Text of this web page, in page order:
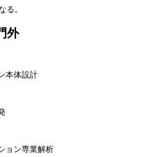
る。
外
本体設計
ョン専業解析